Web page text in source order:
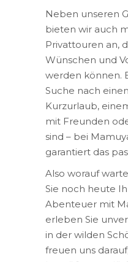
Neben unseren
bieten wir auch
Privattouren an,
Wünschen und
werden können.
Suche nach
Kurzurlaub,
mit Freunden
sind – bei
garantiert das
Also worauf
Sie noch heute
Abenteuer mit
erleben Sie
in der wilden
freuen uns